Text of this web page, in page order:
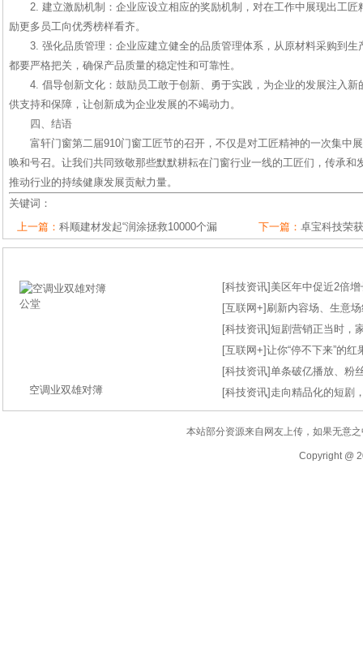
2. 建立激励机制：企业应设立相应的奖励机制，对在工作中展现出工
励更多员工向优秀榜样看齐。
3. 强化品质管理：企业应建立健全的品质管理体系，从原材料采购到
都要严格把关，确保产品质量的稳定性和可靠性。
4. 倡导创新文化：鼓励员工敢于创新、勇于实践，为企业的发展注入
供支持和保障，让创新成为企业发展的不竭动力。
四、结语
富轩门窗第二届910门窗工匠节的召开，不仅是对工匠精神的一次集中
唤和号召。让我们共同致敬那些默默耕耘在门窗行业一线的工匠们，传承和
推动行业的持续健康发展贡献力量。
关键词：
上一篇： 科顺建材发起“润涂拯救10000个漏 下一篇： 卓宝科技荣
空调业双雄对簿
[科技资讯] 美区年中促近2倍
[互联网+] 刷新内容场、生意
[科技资讯]短剧营销正当时，
[互联网+]让你“停不下来”的
[科技资讯]单条破亿播放、粉
[科技资讯] 走向精品化的短剧
本站部分资源来自网友上传，如果无意
Copyright @